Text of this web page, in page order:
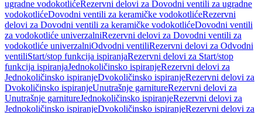
ugradne vodokotlićeRezervni delovi za Dovodni ventili za ugradne
vodokotlićeDovodni ventili za keramičke vodokotlićeRezervni
delovi za Dovodni ventili za keramičke vodokotlićeDovodni ventili
za vodokotliće univerzalniRezervni delovi za Dovodni ventili za
vodokotliće univerzalniOdvodni ventiliRezervni delovi za Odvodni
ventiliStart/stop funkcija ispiranjaRezervni delovi za Start/stop
funkcija ispiranjaJednokoličinsko ispiranjeRezervni delovi za
Jednokoličinsko ispiranjeDvokoličinsko ispiranjeRezervni delovi za
Dvokoličinsko ispiranjeUnutrašnje garnitureRezervni delovi za
Unutrašnje garnitureJednokoličinsko ispiranjeRezervni delovi za
Jednokoličinsko ispiranjeDvokoličinsko ispiranjeRezervni delovi za